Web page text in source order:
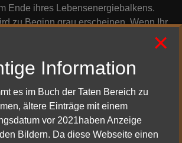
Ende ihres Lebensenergiebalkens.
zu Beginn grau erscheinen. Wenn Ihr
der Teilnehmerliste seid, wird es farbig
erfüllt habt, für den Sieg über dieses
zu erhalten.
Monster gibt. Das
bis zum Erscheinen des
×
Information
es im Buch der Taten Bereich zu
ältere Einträge mit einem
vor 2021haben Anzeige
Bildern. Da diese Webseite einen